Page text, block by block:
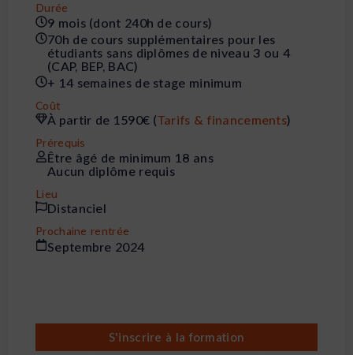
Durée
9 mois (dont 240h de cours)
70h de cours supplémentaires pour les
étudiants sans diplômes de niveau 3 ou 4
(CAP, BEP, BAC)
+ 14 semaines de stage minimum
Coût
À partir de 1590€ (Tarifs & financements)
Prérequis
Être âgé de minimum 18 ans
Aucun diplôme requis
Lieu
Distanciel
Prochaine rentrée
Septembre 2024
S'inscrire à la formation